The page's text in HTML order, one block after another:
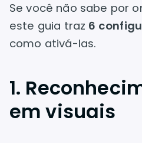
Se você não sabe por
este guia traz 6
como ativá-las.
1.
em visuais